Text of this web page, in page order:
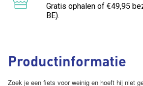
Productinformatie
Zoek je een fiets voor weinig en hoeft hij niet
Gratis ophalen of €49,95
BE).